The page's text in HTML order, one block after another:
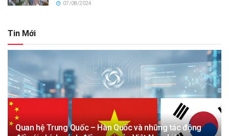
07/08/2024
Tin Mới
Quan hệ Trung Quốc – Hàn Quốc và những tác động